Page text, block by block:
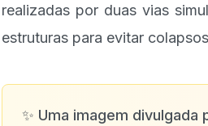
realizadas por duas vias
estruturas para evitar
✨ Uma imagem divulgada